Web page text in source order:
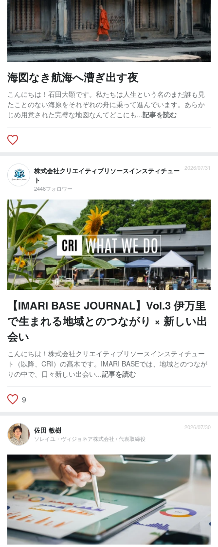
海図なき航海へ漕ぎ出す夜
こんにちは！石田大顕です。私たちは人生という名のまだ誰も見
たことのない海原をそれぞれの舟に乗って進んでいます。あらか
じめ用意された完璧な地図なんてどこにも...記事を読む
株式会社クリエイティブリソースインスティチュー
ト
2446フォロワー
2026/07/31
【IMARI BASE JOURNAL】Vol.3 伊万里
で生まれる地域とのつながり × 新しい出
会い
こんにちは！株式会社クリエイティブリソースインスティチュー
ト（以降、CRI）の髙木です。IMARI BASEでは、地域とのつなが
りの中で、日々新しい出会い...記事を読む
9
佐田 敏樹
ソレイユ・ヴィジョネア株式会社 / 代表取締役
2026/07/30